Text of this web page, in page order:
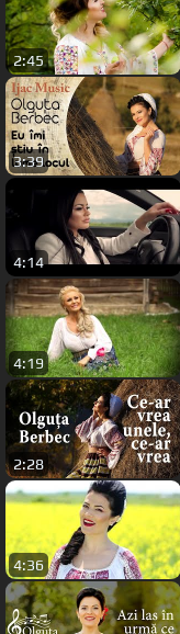
2:45
3:39
4:14
4:19
2:28
4:36